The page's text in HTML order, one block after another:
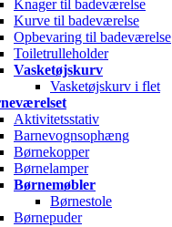
Knager til badeværelse
Kurve til badeværelse
Opbevaring til badeværelse
Toiletrulleholder
Vasketøjskurv
Vasketøjskurv i flet
Aktivitetsstativ
Barnevognsophæng
Børnekopper
Børnelamper
Børnemøbler
Børnestole
Børnepuder